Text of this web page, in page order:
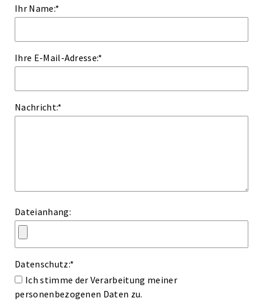
Ihr Name:*
Ihre E-Mail-Adresse:*
Nachricht:*
Dateianhang:
Datenschutz:*
Ich stimme der Verarbeitung meiner
personenbezogenen Daten zu.